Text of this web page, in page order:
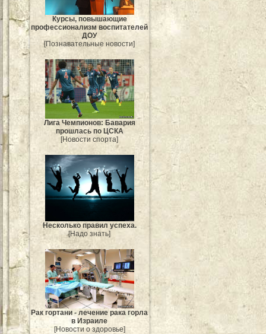
Курсы, повышающие
профессионализм воспитателей
ДОУ
[Познавательные новости]
Лига Чемпионов: Бавария
прошлась по ЦСКА
[Новости спорта]
Несколько правил успеха.
[Надо знать]
Рак гортани - лечение рака горла
в Израиле
[Новости о здоровье]